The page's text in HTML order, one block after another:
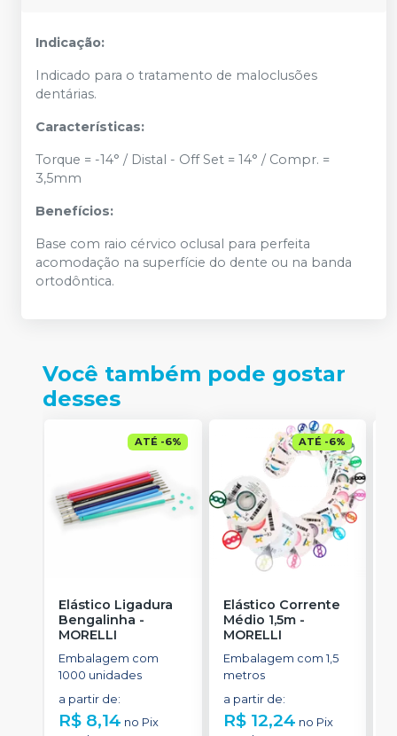
Indicação:
Indicado para o tratamento de maloclusões
dentárias.
Características:
Torque = -14° / Distal - Off Set = 14° / Compr. =
3,5mm
Benefícios:
Base com raio cérvico oclusal para perfeita
acomodação na superfície do dente ou na banda
ortodôntica.
Você também pode gostar
desses
ATÉ -6%
Elástico Ligadura
Bengalinha -
MORELLI
Embalagem com
1000 unidades
a partir de:
R$ 8,14 no Pix
ATÉ -6%
Elástico Corrente
Médio 1,5m-
MORELLI
Embalagem com 1,5
metros
a partir de:
R$ 12,24 no Pix